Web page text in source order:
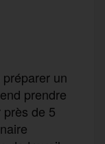
un
prendre
près de 5